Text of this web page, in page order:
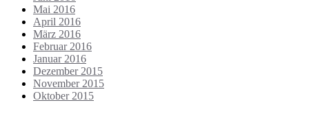
Mai 2016
April 2016
März 2016
Februar 2016
Januar 2016
Dezember 2015
November 2015
Oktober 2015